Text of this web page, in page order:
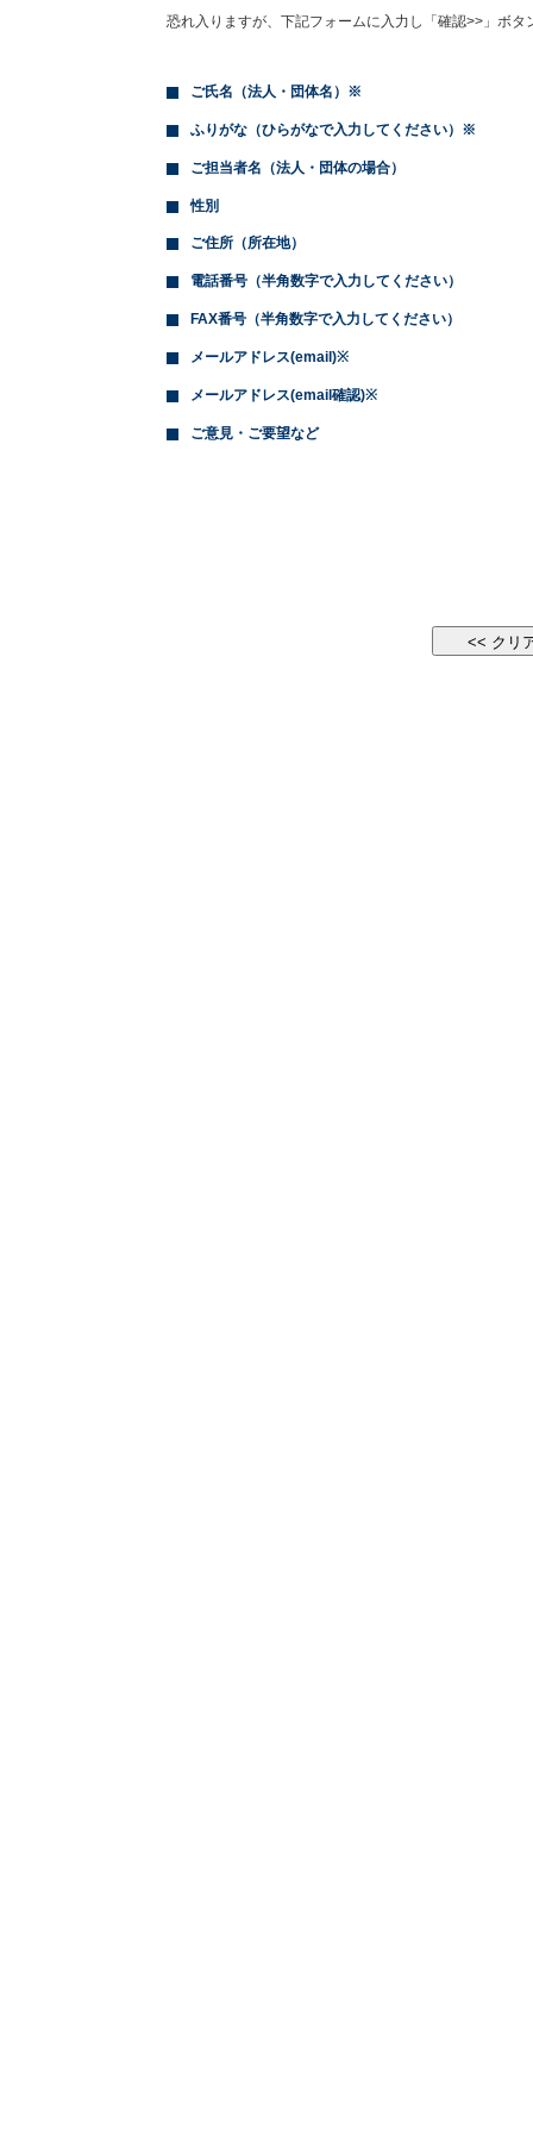
恐れ入りますが、下記フォームに入力し「確認>>」ボ
ご氏名（法人・団体名）※
ふりがな（ひらがなで入力してください）※
ご担当者名（法人・団体の場合）
性別
ご住所（所在地）
電話番号（半角数字で入力してください）
FAX番号（半角数字で入力してください）
メールアドレス(email)※
メールアドレス(email確認)※
ご意見・ご要望など